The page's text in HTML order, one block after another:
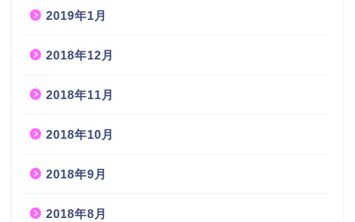
2019年1月
2018年12月
2018年11月
2018年10月
2018年9月
2018年8月